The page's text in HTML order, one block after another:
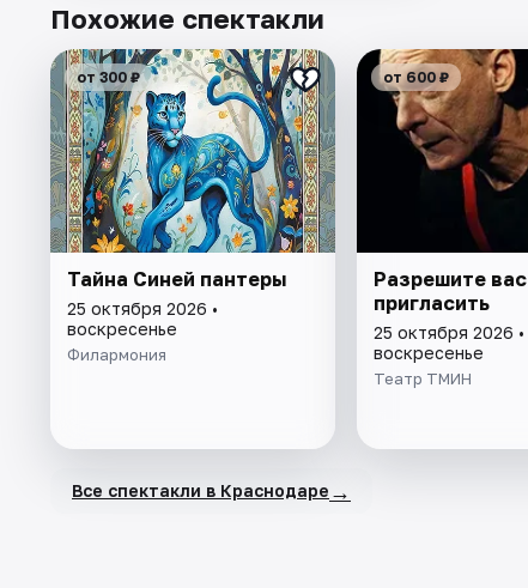
Похожие спектакли
от 300 ₽
Тайна Синей пантеры
25 октября 2026 •
воскресенье
Филармония
от 600 ₽
Разрешите вас
пригласить
25 октября 2026 •
воскресенье
Театр ТМИН
Все спектакли в Краснодаре →